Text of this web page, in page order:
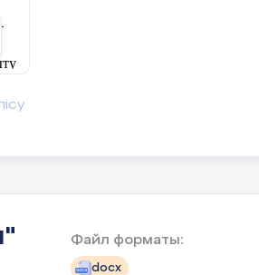
Файл форматы:
docx